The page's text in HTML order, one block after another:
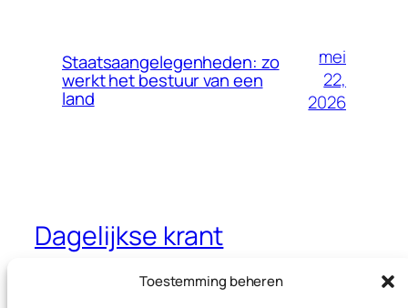
Toestemming beheren
Staatsaangelegenheden: zo
werkt het bestuur van een
land
mei
22,
2026
Dagelijkse krant
Jouw dagelijkse krant met interessante